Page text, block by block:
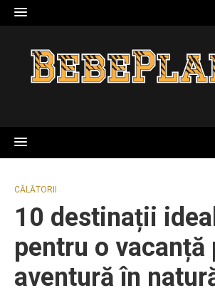
Skip
to
CĂLĂTORII
10 destinații
pentru o vacanță
aventură în